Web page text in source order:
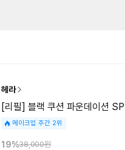
헤라
[리필] 블랙 쿠션 파운데이션
메이크업 주간 2위
19%38,000원